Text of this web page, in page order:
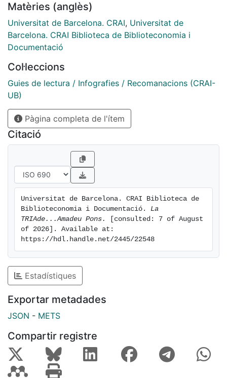
Matèries (anglès)
Universitat de Barcelona. CRAI, Universitat de
Barcelona. CRAI Biblioteca de Biblioteconomia i
Documentació
Col·leccions
Guies de lectura / Infografies / Recomanacions (CRAI-
UB)
Pàgina completa de l'ítem
Citació
Universitat de Barcelona. CRAI Biblioteca de
Biblioteconomia i Documentació. La
TRIAde...Amadeu Pons.
[consulted: 7 of August
of 2026]. Available at:
https://hdl.handle.net/2445/22548
Estadístiques
Exportar metadades
JSON - METS
Compartir registre